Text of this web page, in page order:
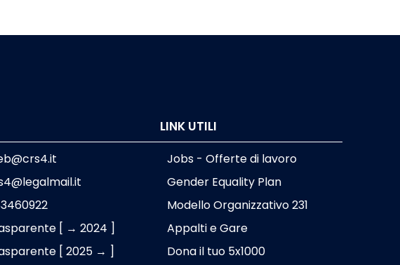
[ → 2024 ]
[ 2025 → ]
LINK UTILI
Jobs - Offerte di lavoro
Gender Equality Plan
Modello Organizzativo 231
Appalti e Gare
Dona il tuo 5x1000